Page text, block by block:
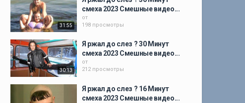
31:55
смеха 2023 Смешные видео...
от
198 просмотры
30:13
Я ржал до слез ? 30 Минут
смеха 2023 Смешные видео...
от
212 просмотры
Я ржал до слез ? 16 Минут
смеха 2023 Смешные видео...